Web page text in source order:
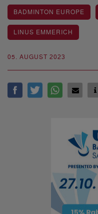
05. AUGUST 2023
BADMINTON EUROPE
LINUS EMMERICH